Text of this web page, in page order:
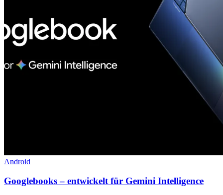
Android
Googlebooks – entwickelt für Gemini Intelligence